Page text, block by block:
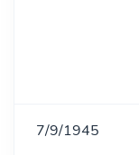
7/9/1945